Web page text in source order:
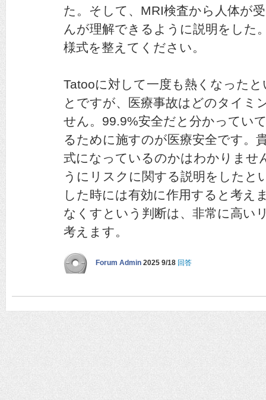
た。そして、MRI検査から人体が
んが理解できるように説明をした
様式を整えてください。
Tatooに対して一度も熱くなった
とですが、医療事故はどのタイミ
せん。99.9%安全だと分かってい
るために施すのが医療安全です。
式になっているのかはわかりませ
うにリスクに関する説明をしたと
した時には有効に作用すると考え
なくすという判断は、非常に高い
考えます。
Forum Admin 2025 9/18 回答